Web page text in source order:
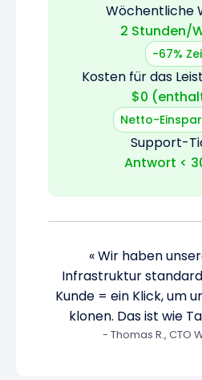
Wöchentliche
2 Stunden/
-67%
Kosten für das
$0
Netto-
Support-
Antwort <
« Wir haben
Infrastruktur
Kunde = ein Klick, um
klonen. Das ist wie
- Thomas R., CTO